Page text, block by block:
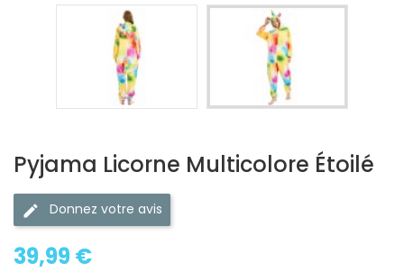
Pyjama Licorne Multicolore Étoilé
Donnez votre avis
39,99 €